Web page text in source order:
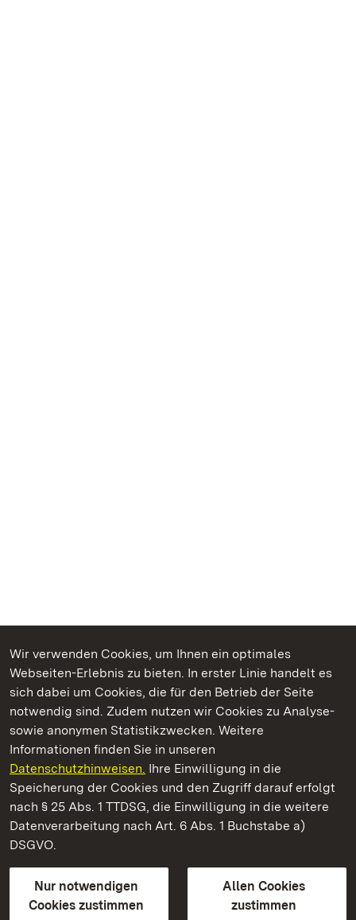
Wir verwenden Cookies, um Ihnen ein optimales
Webseiten-Erlebnis zu bieten. In erster Linie handelt es
sich dabei um Cookies, die für den Betrieb der Seite
notwendig sind. Zudem nutzen wir Cookies zu Analyse-
sowie anonymen Statistikzwecken. Weitere
Informationen finden Sie in unseren
Datenschutzhinweisen. Ihre Einwilligung in die
Speicherung der Cookies und den Zugriff darauf erfolgt
nach § 25 Abs. 1 TTDSG, die Einwilligung in die weitere
Datenverarbeitung nach Art. 6 Abs. 1 Buchstabe a)
DSGVO.
Nur notwendigen
Cookies zustimmen
Allen Cookies
zustimmen
Kommen. Staunen. Genießen.
Schloss Solitude
Staatliche Schlösser und Gärten Baden-Württemberg
Kontakt
GebärdenspracheLeichte Sprache
Erklärung zur Barrierefreiheit
BITV-konform (geprüfte Seiten)